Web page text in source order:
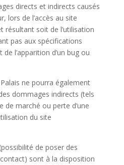
directs et indirects causés
lors de l’accès au site
résultant soit de l’utilisation
pas aux spécifications
l’apparition d’un bug ou
ne pourra également
dommages indirects (tels
de marché ou perte d’une
du site
de poser des
sont à la disposition